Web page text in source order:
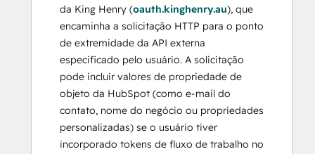
da King Henry (oauth.kinghenry.au), que
encaminha a solicitação HTTP para o ponto
de extremidade da API externa
especificado pelo usuário. A solicitação
pode incluir valores de propriedade de
objeto da HubSpot (como e-mail do
contato, nome do negócio ou propriedades
personalizadas) se o usuário tiver
incorporado tokens de fluxo de trabalho no